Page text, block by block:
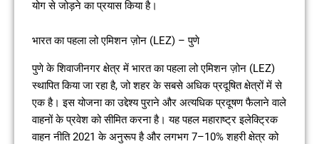
योग से जोड़ने का प्रयास किया है।
भारत का पहला लो एमिशन ज़ोन (LEZ) – पुणे
पुणे के शिवाजीनगर क्षेत्र में भारत का पहला लो एमिशन ज़ोन (LEZ)
स्थापित किया जा रहा है, जो शहर के सबसे अधिक प्रदूषित क्षेत्रों में से
एक है। इस योजना का उद्देश्य पुराने और अत्यधिक प्रदूषण फैलाने वाले
वाहनों के प्रवेश को सीमित करना है। यह पहल महाराष्ट्र इलेक्ट्रिक
वाहन नीति 2021 के अनुरूप है और लगभग 7–10% शहरी क्षेत्र को